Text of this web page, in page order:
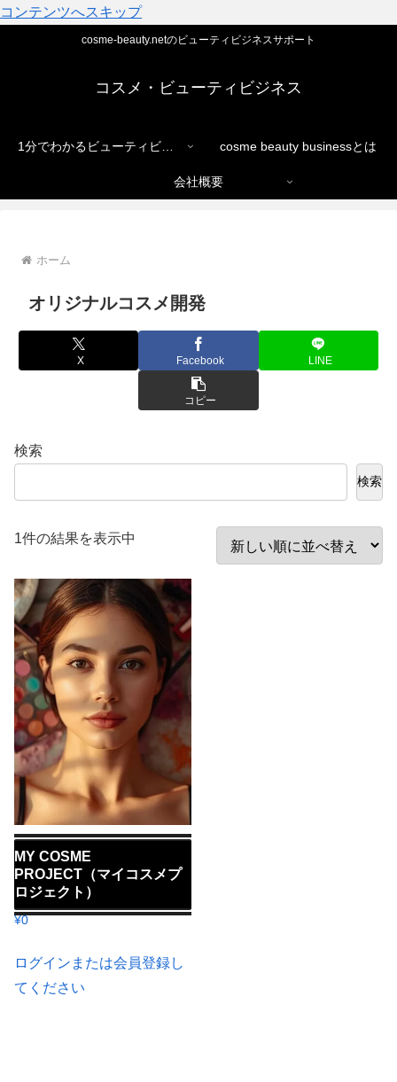
コンテンツへスキップ
cosme-beauty.netのビューティビジネスサポート
コスメ・ビューティビジネス
1分でわかるビューティビジネス cosme beauty businessとは
会社概要
ホーム
オリジナルコスメ開発
X Facebook LINE
コピー
検索
検索
1件の結果を表示中
MY COSME
PROJECT（マイコスメプ
ロジェクト）
¥0
ログインまたは会員登録し
てください